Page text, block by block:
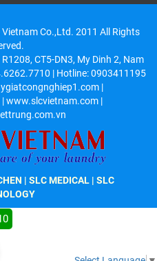
Co.,Ltd. 2011 All Rights
CT5-DN3, My Dinh 2, Nam
| Hotline: 0903411195
|
www.slcvietnam.com |
| SLC MEDICAL | SLC